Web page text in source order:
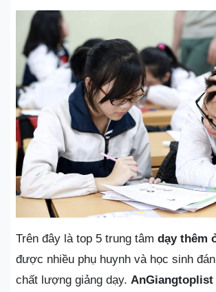
Trên đây là top 5 trung tâm dạy thêm
được nhiều phụ huynh và học sinh
chất lượng giảng dạy. AnGiangtoplist